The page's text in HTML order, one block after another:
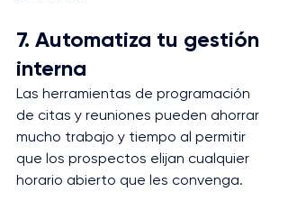
7. Automatiza tu gestión
interna
Las herramientas de programación
de citas y reuniones pueden ahorrar
mucho trabajo y tiempo al permitir
que los prospectos elijan cualquier
horario abierto que les convenga.